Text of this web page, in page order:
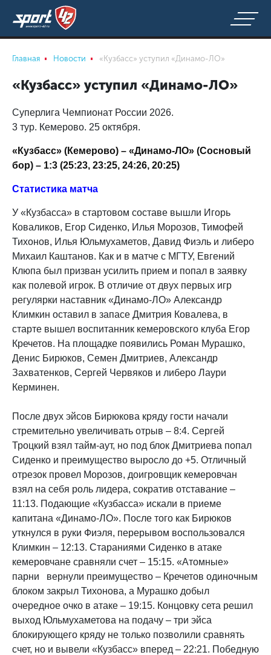
Главная Новости «Кузбасс» уступил «Динамо-ЛО»
«Кузбасс» уступил «Динамо-ЛО»
Суперлига Чемпионат России 2026.
3 тур. Кемерово. 25 октября.
«Кузбасс» (Кемерово) – «Динамо-ЛО» (Сосновый
бор) – 1:3 (25:23, 23:25, 24:26, 20:25)
Статистика матча
У «Кузбасса» в стартовом составе вышли Игорь
Коваликов, Егор Сиденко, Илья Морозов, Тимофей
Тихонов, Илья Юльмухаметов, Давид Фиэль и либеро
Михаил Каштанов. Как и в матче с МГТУ, Евгений
Клюпа был призван усилить прием и попал в заявку
как полевой игрок. В отличие от двух первых игр
регулярки наставник «Динамо-ЛО» Александр
Климкин оставил в запасе Дмитрия Ковалева, в
старте вышел воспитанник кемеровского клуба Егор
Кречетов. На площадке появились Роман Мурашко,
Денис Бирюков, Семен Дмитриев, Александр
Захватенков, Сергей Червяков и либеро Лаури
Керминен.
После двух эйсов Бирюкова кряду гости начали
стремительно увеличивать отрыв – 8:4. Сергей
Троцкий взял тайм-аут, но под блок Дмитриева попал
Сиденко и преимущество выросло до +5. Отличный
отрезок провел Морозов, доигровщик кемеровчан
взял на себя роль лидера, сократив отставание –
11:13. Подающие «Кузбасса» искали в приеме
капитана «Динамо-ЛО». После того как Бирюков
уткнулся в руки Фиэля, перерывом воспользовался
Климкин – 12:13. Стараниями Сиденко в атаке
кемеровчане сравняли счет – 15:15. «Атомные»
парни вернули преимущество – Кречетов одиночным
блоком закрыл Тихонова, а Мурашко добыл
очередное очко в атаке – 19:15. Концовку сета решил
выход Юльмухаметова на подачу – три эйса
блокирующего кряду не только позволили сравнять
счет, но и вывели «Кузбасс» вперед – 22:21. Победную